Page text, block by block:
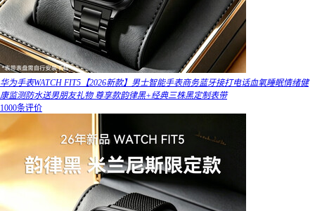
华为手表WATCH FIT5【2026新款】男士智能手表商务蓝牙接打电话血氧睡眠情绪健
康监测防水送男朋友礼物 尊享款韵律黑+经典三株黑定制表带
1000条评价